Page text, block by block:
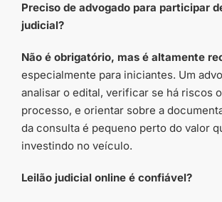
Preciso de advogado para participar
judicial?
Não é obrigatório, mas é altamente
especialmente para iniciantes. Um
analisar o edital, verificar se há riscos
processo, e orientar sobre a
da consulta é pequeno perto do valor
investindo no veículo.
Leilão judicial online é confiável?